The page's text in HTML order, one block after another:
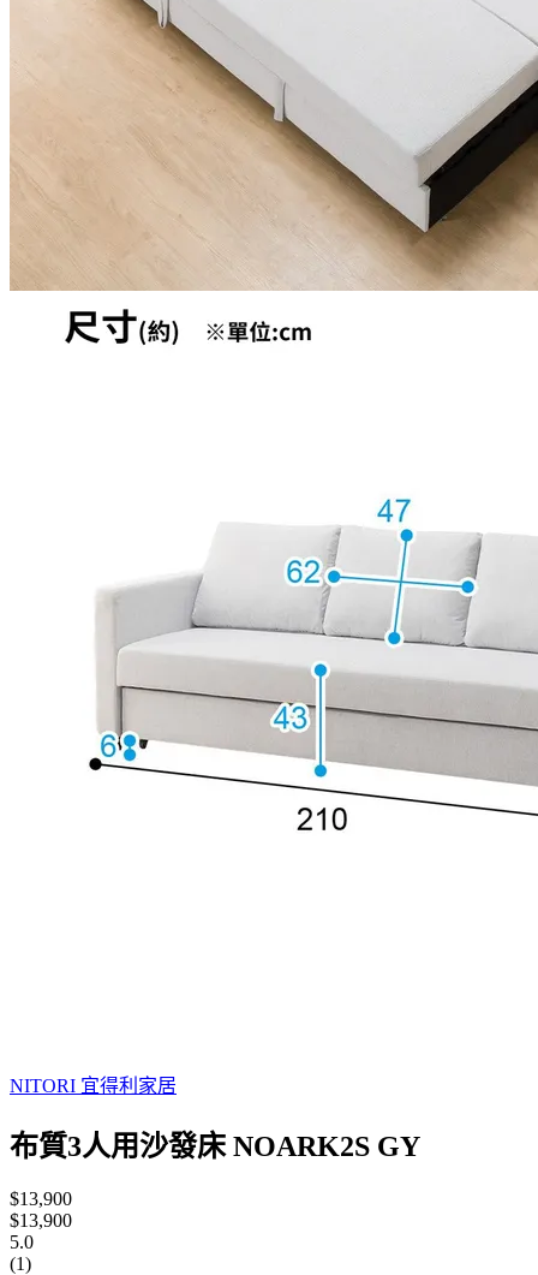
NITORI 宜得利家居
布質3人用沙發床 NOARK2S GY
$13,900
$13,900
5.0
(1)